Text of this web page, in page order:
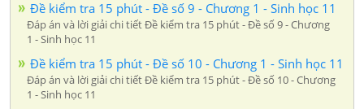
Đề kiểm tra 15 phút - Đề số 9 - Chương 1 - Sinh học 11
Đáp án và lời giải chi tiết Đề kiểm tra 15 phút - Đề số 9 - Chương
1 - Sinh học 11
Đề kiểm tra 15 phút - Đề số 10 - Chương 1 - Sinh học 11
Đáp án và lời giải chi tiết Đề kiểm tra 15 phút - Đề số 10 - Chương
1 - Sinh học 11